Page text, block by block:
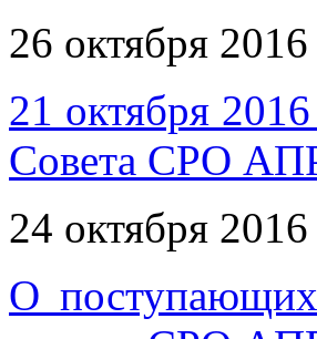
26 октября 2016
21 октября
Совета СРО
24 октября 2016
О